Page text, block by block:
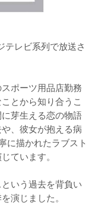
テレビ系列で放送さ
ポーツ用品店勤務
とから知り合うこ
芽生える恋の物語
、彼女が抱える病
に描かれたラブスト
ています。
いう過去を背負い
演じました。